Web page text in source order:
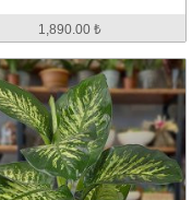
1,890.00 ₺